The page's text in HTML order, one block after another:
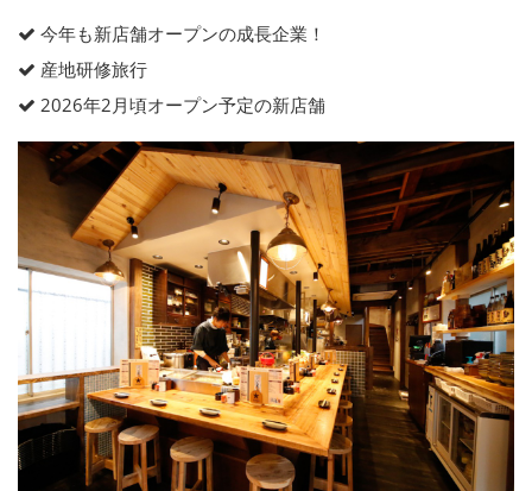
今年も新店舗オープンの成長企業！
産地研修旅行
2026年2月頃オープン予定の新店舗